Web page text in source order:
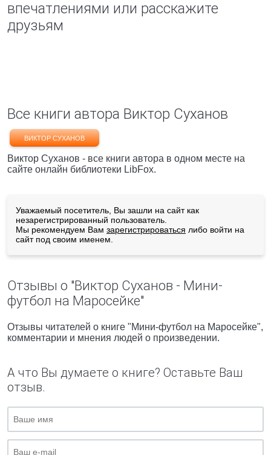
впечатлениями или расскажите
друзьям
Все книги автора Виктор Суханов
ВИКТОР СУХАНОВ
Виктор Суханов - все книги автора в одном месте на
сайте онлайн библиотеки LibFox.
Уважаемый посетитель, Вы зашли на сайт как
незарегистрированный пользователь.
Мы рекомендуем Вам зарегистрироваться либо войти на
сайт под своим именем.
Отзывы о "Виктор Суханов - Мини-
футбол на Маросейке"
Отзывы читателей о книге "Мини-футбол на Маросейке",
комментарии и мнения людей о произведении.
А что Вы думаете о книге? Оставьте Ваш
отзыв.